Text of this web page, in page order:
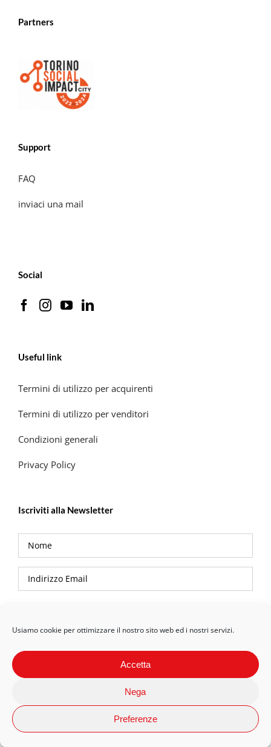
Usiamo cookie per ottimizzare il nostro sito web ed i nostri servizi.
Accetta
Nega
Preferenze
Partners
Support
FAQ
inviaci una mail
Social
Useful link
Termini di utilizzo per acquirenti
Termini di utilizzo per venditori
Condizioni generali
Privacy Policy
Iscriviti alla Newsletter